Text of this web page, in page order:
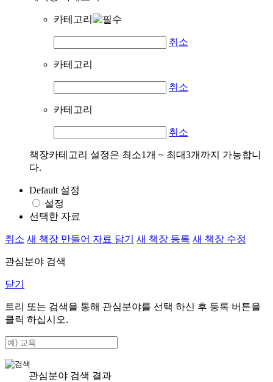
카테고리
취소
카테고리
취소
카테고리
취소
책장카테고리 설정은 최소1개 ~ 최대3개까지 가능합니
다.
Default 설정
설정
선택한 자료
취소 새 책장 만들어 자료 담기 새 책장 등록 새 책장 수정
관심분야 검색
닫기
트리 또는 검색을 통해 관심분야를 선택 하신 후 등록 버튼을
클릭 하십시오.
관심분야 검색 결과